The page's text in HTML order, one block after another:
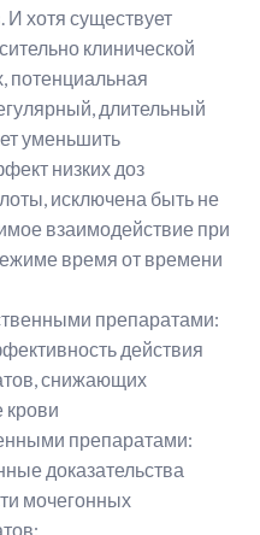
И хотя существует
клинической
потенциальная
длительный
уменьшить
низких доз
исключена быть не
взаимодействие при
время от времени
препаратами:
действия
снижающих
крови
препаратами:
доказательства
мочегонных